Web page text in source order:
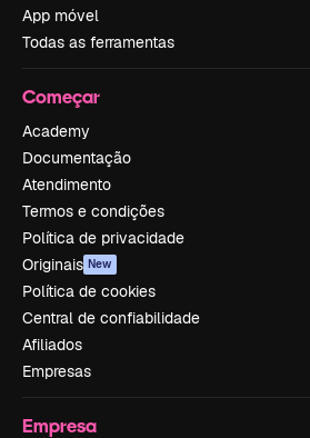
App móvel
Todas as ferramentas
Começar
Academy
Documentação
Atendimento
Termos e condições
Política de privacidade
Originais New
Política de cookies
Central de confiabilidade
Afiliados
Empresas
Empresa